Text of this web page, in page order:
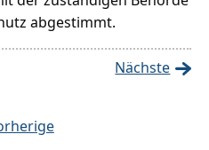
abgestimmt.
Nächste